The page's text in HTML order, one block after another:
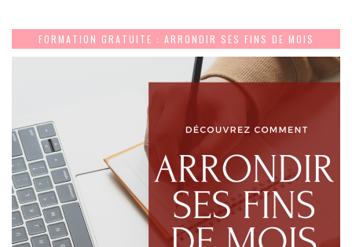
FORMATION GRATUITE : ARRONDIR SES FINS DE MOIS